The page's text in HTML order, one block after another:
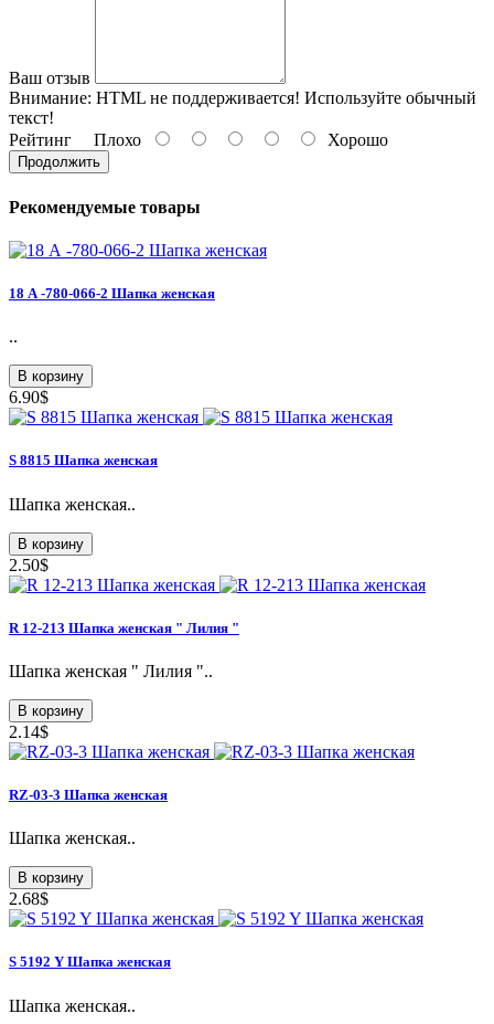
Ваш отзыв
Внимание: HTML не поддерживается! Используйте обычный
текст!
Рейтинг Плохо Хорошо
Продолжить
Рекомендуемые товары
18 А -780-066-2 Шапка женская
..
В корзину
6.90$
S 8815 Шапка женская
Шапка женская..
В корзину
2.50$
R 12-213 Шапка женская " Лилия "
Шапка женская " Лилия "..
В корзину
2.14$
RZ-03-3 Шапка женская
Шапка женская..
В корзину
2.68$
S 5192 Y Шапка женская
Шапка женская..